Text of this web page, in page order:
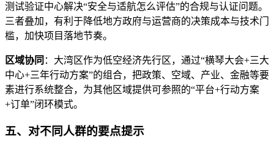
测试验证中心解决“安全与适航怎么评估”的合规与认证问题。
三者叠加，有利于降低地方政府与运营商的决策成本与技术门
槛，加快项目落地节奏。
区域协同 ：大湾区作为低空经济先行区，通过“横琴大会+三大
中心+三年行动方案”的组合，把政策、空域、产业、金融等要
素进行系统整合，为其他区域提供可参照的“平台+行动方案
+订单”闭环模式。
五、对不同人群的要点提示